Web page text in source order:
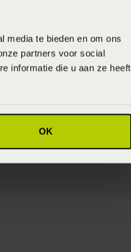
media te bieden en om ons
partners voor social
informatie die u aan ze heeft
OK